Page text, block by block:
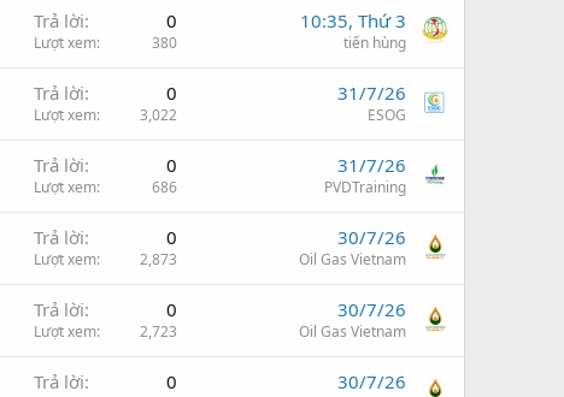
Trả lời 0
Lượt xem 380
10:35, Thứ 3
tiến hùng
Trả lời 0
Lượt xem 3,022
31/7/26
ESOG
Trả lời 0
Lượt xem 686
31/7/26
PVDTraining
Trả lời 0
Lượt xem 2,873
30/7/26
Oil Gas Vietnam
Trả lời 0
Lượt xem 2,723
30/7/26
Oil Gas Vietnam
Trả lời 0 30/7/26